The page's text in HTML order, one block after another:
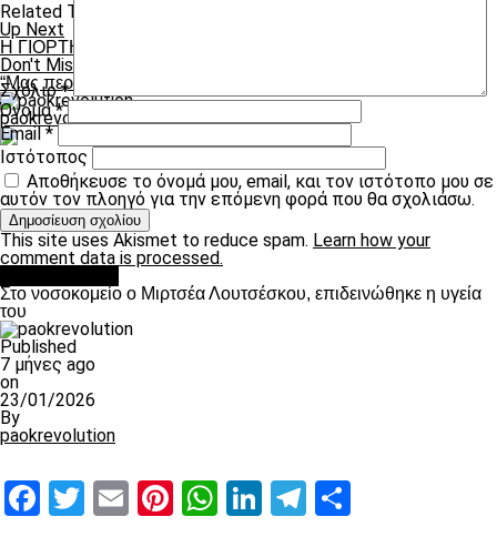
Related Topics:
Up Next
H ΓΙΟΡΤΗ στον Λευκό Πύργο!
Don't Miss
“Μας περιμένουν δύσκολοι αγώνες”
paokrevolution
Σχόλιο*
Όνομα*
Email*
Ιστότοπος
Αποθήκευσε το όνομά μου, email, και τον ιστότοπο μου σε
αυτόν τον πλοηγό για την επόμενη φορά που θα σχολιάσω.
This site uses Akismet to reduce spam. Learn how your
comment data is processed.
Στο νοσοκομείο ο Μιρτσέα Λουτσέσκου, επιδεινώθηκε η υγεία
του
Published
7 μήνες ago
on
23/01/2026
By
paokrevolution
Facebook
Twitter
EmailPinterest
WhatsApp
LinkedIn
Telegram